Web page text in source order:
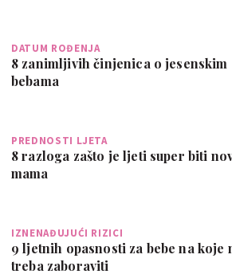
DATUM ROĐENJA
8 zanimljivih činjenica o jesenskim
bebama
PREDNOSTI LJETA
8 razloga zašto je ljeti super biti
mama
IZNENAĐUJUĆI RIZICI
9 ljetnih opasnosti za bebe na koje
treba zaboraviti